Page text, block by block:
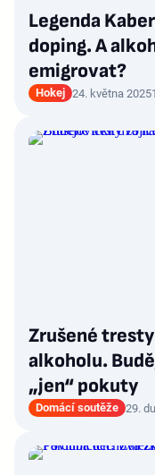
Legenda
doping. A
emigrovat?
Hokej 24. května 2025
Zrušené
alkoholu.
„jen“ pokuty
Domácí soutěže 29.